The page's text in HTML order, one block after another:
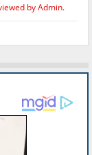
by Admin.